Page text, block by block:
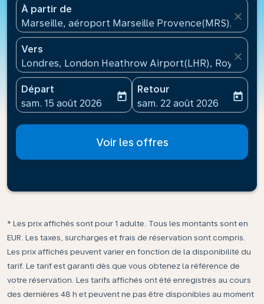
À partir de
Marseille, aéroport Marseille Provence(MRS),
close
Vers
Londres, London Heathrow Airport(LHR), Royaume-
close
Départ
fc-booking-departure-date-aria-label
sam. 15 août 2026
today
Retour
fc-booking-return-date-
sam. 22 août 2026
today
Voir les offres
* Les prix affichés sont pour 1 adulte. Tous les montants sont en
EUR. Les taxes, surcharges et frais de réservation sont compris.
Les prix affichés peuvent varier en fonction de la disponibilité du
tarif. Le tarif est garanti dès que vous obtenez la référence de
votre réservation. Les tarifs affichés ont été enregistrés au cours
des dernières 48 h et peuvent ne pas être disponibles au moment